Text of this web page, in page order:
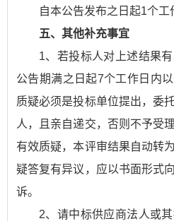
自本公告发布之日起1个工
五、其他补充事宜
1、若投标人对上述结果
公告期满之日起7个工作日内
质疑必须是投标单位提出，委
人，且亲自递交，否则不予受
有效质疑，本评审结果自动转
疑答复有异议，应以书面形式
诉。
2、请中标供应商法人或